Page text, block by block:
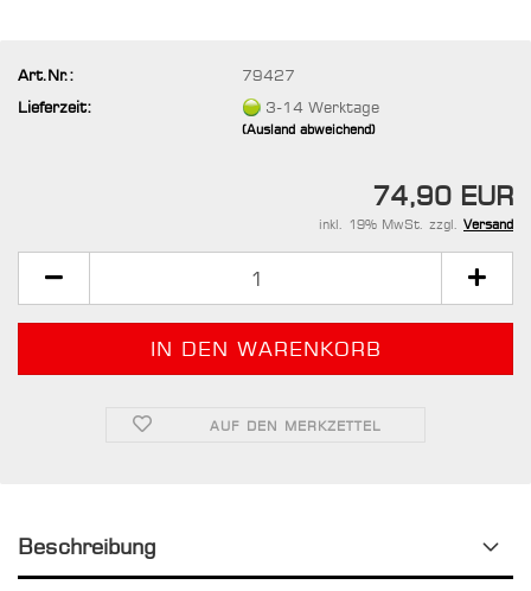
Art.Nr.:
79427
Lieferzeit:
3-14 Werktage
(Ausland abweichend)
74,90 EUR
inkl. 19% MwSt. zzgl. Versand
AUF DEN MERKZETTEL
Beschreibung